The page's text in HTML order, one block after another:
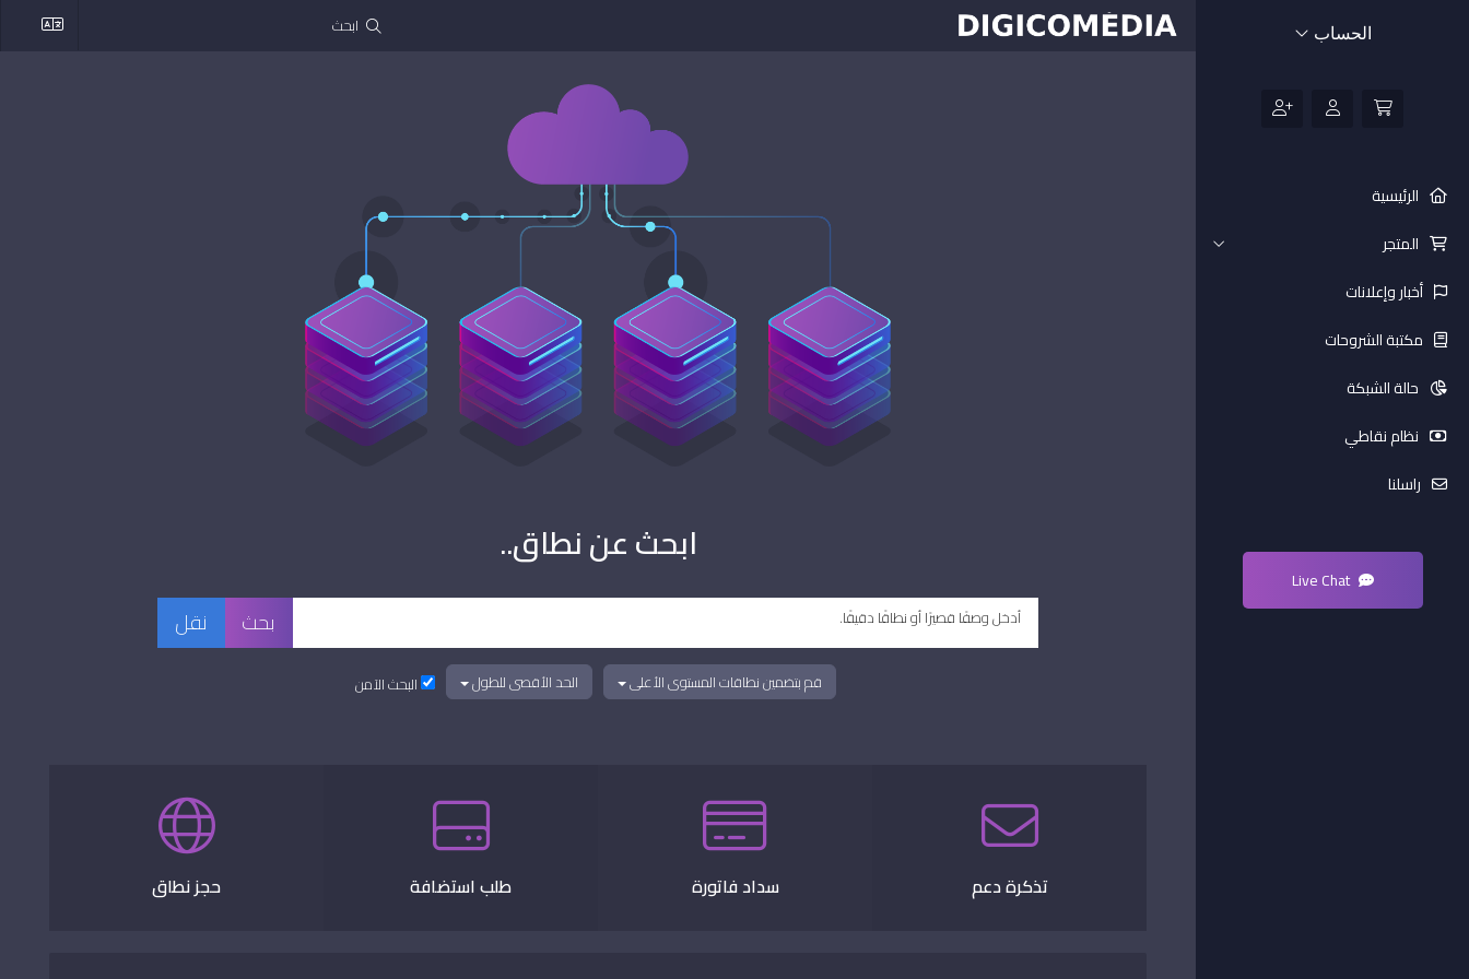
الحساب
الرئيسية
المتجر
أخبار وإعلانات
مكتبة الشروحات
حالة الشبكة
نظام نقاطي
راسلنا
Live Chat
ابحث عن نطاق..
قم بتضمين نطاقات المستوى الأعلى الحد الأقصى للطول البحث الآمن
حجز نطاق طلب استضافة سداد فاتورة تذكرة دعم